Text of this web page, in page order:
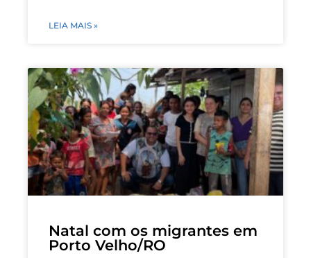
LEIA MAIS »
Natal com os migrantes em
Porto Velho/RO